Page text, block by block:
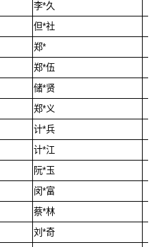
李*久
但*社
郑*
郑*伍
储*贤
郑*义
计*兵
计*江
阮*玉
闵*富
蔡*林
刘*奇